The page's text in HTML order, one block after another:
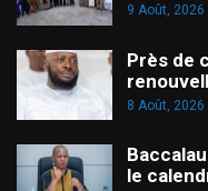
9 Août, 2026
Près de
8 Août, 2026
le